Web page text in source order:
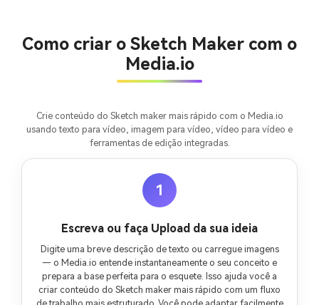
Como criar o Sketch Maker com o
Media.io
Crie conteúdo do Sketch maker mais rápido com o Media.io
usando texto para vídeo, imagem para vídeo, vídeo para vídeo e
ferramentas de edição integradas.
1
Escreva ou faça Upload da sua ideia
Digite uma breve descrição de texto ou carregue imagens
— o Media.io entende instantaneamente o seu conceito e
prepara a base perfeita para o esquete. Isso ajuda você a
criar conteúdo do Sketch maker mais rápido com um fluxo
Comece Grátis →